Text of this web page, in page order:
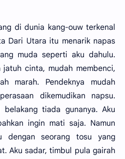
di dunia kang-ouw terkenal
Dari Utara itu menarik napas
muda seperti aku dahulu.
cinta, mudah membenci,
marah. Pendeknya mudah
dikemudikan napsu.
belakang tiada gunanya. Aku
ingin mati saja. Namun
dengan seorang tosu yang
Aku sadar, timbul pula gairah